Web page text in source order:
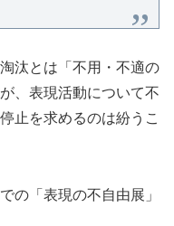
汰とは「不用・不適の
、表現活動について不
止を求めるのは紛うこ
の「表現の不自由展」